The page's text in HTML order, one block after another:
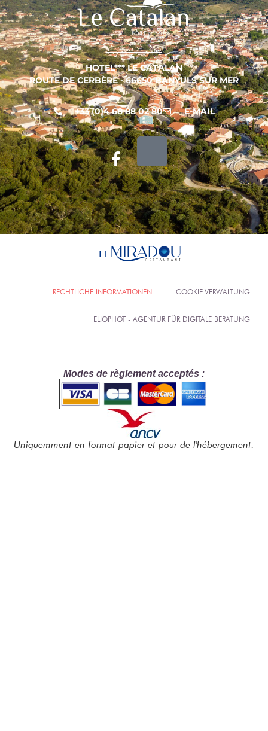
HOTEL*** LE CATALAN
ROUTE DE CERBÈRE - 66650 BANYULS SUR MER
+33 (0)4 68 88 02 80 E-MAIL
RECHTLICHE INFORMATIONEN COOKIE-VERWALTUNG
ELIOPHOT - AGENTUR FÜR DIGITALE BERATUNG
Modes de règlement acceptés :
Uniquemment en format papier et pour de l'hébergement.